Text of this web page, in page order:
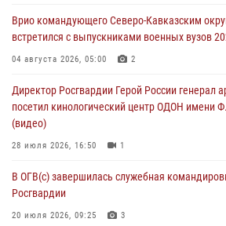
06 августа 2026, 11:27
В Москве росгвардейцы задержали троих
06 августа 2026, 11:20 1
Врио командующего Северо-Кавказским
встретился с выпускниками военных вузов
04 августа 2026, 05:00 2
Директор Росгвардии Герой России генерал
посетил кинологический центр ОДОН имени
(видео)
28 июля 2026, 16:50 1
В ОГВ(с) завершилась служебная
Росгвардии
20 июля 2026, 09:25 3